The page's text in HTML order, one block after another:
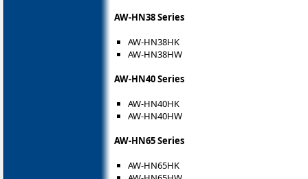
AW-HN38 Series
AW-HN38HK
AW-HN38HW
AW-HN40 Series
AW-HN40HK
AW-HN40HW
AW-HN65 Series
AW-HN65HK